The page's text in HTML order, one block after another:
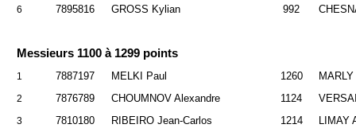
6 7895816 GROSS Kylian 992
Messieurs 1100 à 1299 points
1 7887197 MELKI Paul 1260
2 7876789 CHOUMNOV Alexandre 1124
3 7810180 RIBEIRO Jean-Carlos 1214 LIMAY